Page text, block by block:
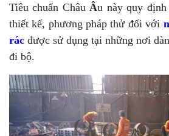
Tiêu chuẩn Châu Âu này quy
thiết kế, phương pháp thử đối với
rác được sử dụng tại những nơi
đi bộ.